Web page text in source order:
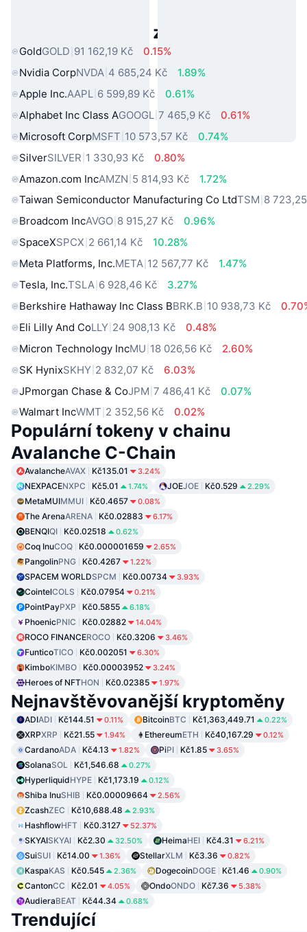
Populární aktiva z reálného světa
GoldGOLD 91 162,19 Kč
0.15%
Nvidia CorpNVDA 4 685,24 Kč
1.89%
Apple Inc.AAPL 6 599,89 Kč
0.61%
Alphabet Inc Class AGOOGL 7 465,9 Kč
0.61%
Microsoft CorpMSFT 10 573,57 Kč
0.74%
SilverSILVER 1 330,93 Kč
0.80%
Amazon.com IncAMZN 5 814,93 Kč
1.72%
Taiwan Semiconductor Manufacturing Co LtdTSM 8
Broadcom IncAVGO 8 915,27 Kč
0.96%
SpaceXSPCX 2 661,14 Kč
10.28%
Meta Platforms, Inc.META 12 567,77 Kč
1.47%
Tesla, Inc.TSLA 6 928,46 Kč
3.27%
Berkshire Hathaway Inc Class BBRK.B 10 938,73 Kč
Eli Lilly And CoLLY 24 908,13 Kč
0.48%
Micron Technology IncMU 18 026,56 Kč
2.60%
SK HynixSKHY 2 832,07 Kč
6.03%
JPmorgan Chase & CoJPM 7 486,41 Kč
0.07%
Walmart IncWMT 2 352,56 Kč 0.02%
Populární tokeny v chainu
Avalanche C-Chain
AvalancheAVAX Kč135.01 3.24%
NEXPACENXPC Kč5.01 1.74% JOEJOE Kč0.529 2.29%
MetaMUIMMUI Kč0.4657 0.08%
The ArenaARENA Kč0.02883 6.17%
BENQIQI Kč0.02518 0.62%
Coq InuCOQ Kč0.000001659 2.65%
PangolinPNG Kč0.4267 1.22%
SPACEM WORLDSPCM Kč0.00734 3.93%
CointelCOLS Kč0.07954 0.21%
PointPayPXP Kč0.5855 6.18%
PhoenicPNIC Kč0.02882 14.04%
ROCO FINANCEROCO Kč0.3206 3.46%
FunticoTICO Kč0.002051 6.30%
KimboKIMBO Kč0.00003952 3.24%
Heroes of NFTHON Kč0.02385 1.97%
Nejnavštěvovanější kryptoměny
ADIADI Kč144.51 0.11% BitcoinBTC Kč1,363,449.71 0.22%
XRPXRP Kč21.55 1.94% EthereumETH Kč40,167.29 0.12%
CardanoADA Kč4.13 1.82% PiPI Kč1.85 3.65%
SolanaSOL Kč1,546.68 0.27%
HyperliquidHYPE Kč1,173.19 0.12%
Shiba InuSHIB Kč0.00009664 2.56%
ZcashZEC Kč10,688.48 2.93%
HashflowHFT Kč0.3127 52.37%
SKYAISKYAI Kč2.30 32.50% HeimaHEI Kč4.31 6.21%
SuiSUI Kč14.00 1.36% StellarXLM Kč3.36 0.82%
KaspaKAS Kč0.545 2.36% DogecoinDOGE Kč1.46 0.90%
CantonCC Kč2.01 4.05% OndoONDO Kč7.36 5.38%
AudieraBEAT Kč44.34 0.68%
Trendující